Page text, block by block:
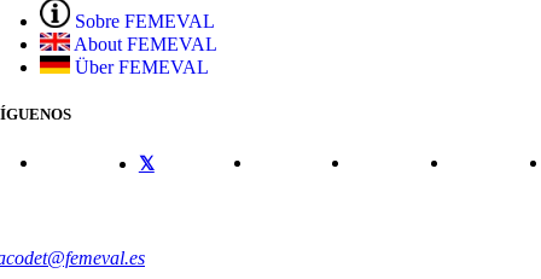
Sobre FEMEVAL
About FEMEVAL
Über FEMEVAL